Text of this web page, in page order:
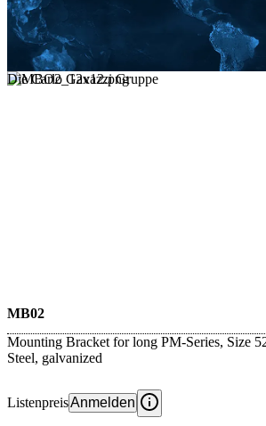
Die Carlo Gavazzi Gruppe
MB02
Mounting Bracket for long PM-Series, Size
Steel, galvanized
ListenpreisAnmelden